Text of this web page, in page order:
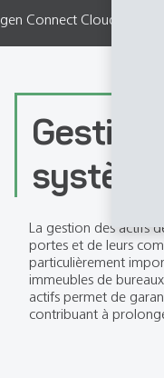
Connect Cloud
Gestion
La gestion des actifs
portes et de leurs
particulièrement
immeubles de
actifs permet de
contribuant à